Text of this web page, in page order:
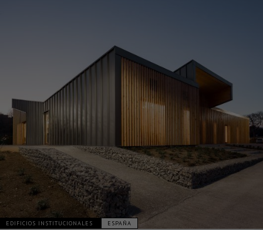
EDIFICIOS INSTITUCIONALES ESPAÑA